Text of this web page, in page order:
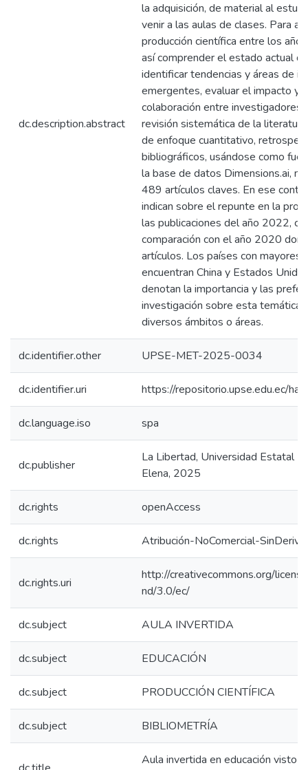
dc.description.abstract
la adquisición, de material al
venir a las aulas de clases. Para
producción científica entre los
así comprender el estado actual
identificar tendencias y áreas de
emergentes, evaluar el impacto y
colaboración entre
revisión sistemática de la
de enfoque cuantitativo,
bibliográficos, usándose como
la base de datos Dimensions.ai,
489 artículos claves. En ese
indican sobre el repunte en la
las publicaciones del año 2022,
comparación con el año 2020
artículos. Los países con mayores
encuentran China y Estados
denotan la importancia y las
investigación sobre esta temática
diversos ámbitos o áreas.
dc.identifier.other UPSE-MET-2025-0034
dc.identifier.uri https://repositorio.upse.edu.ec/
dc.language.iso spa
dc.publisher
La Libertad, Universidad Estatal
Elena, 2025
dc.rights openAccess
dc.rights Atribución-NoComercial-
dc.rights.uri
http://creativecommons.org/
nd/3.0/ec/
dc.subject AULA INVERTIDA
dc.subject EDUCACIÓN
dc.subject PRODUCCIÓN CIENTÍFICA
dc.subject BIBLIOMETRÍA
Aula invertida en educación visto